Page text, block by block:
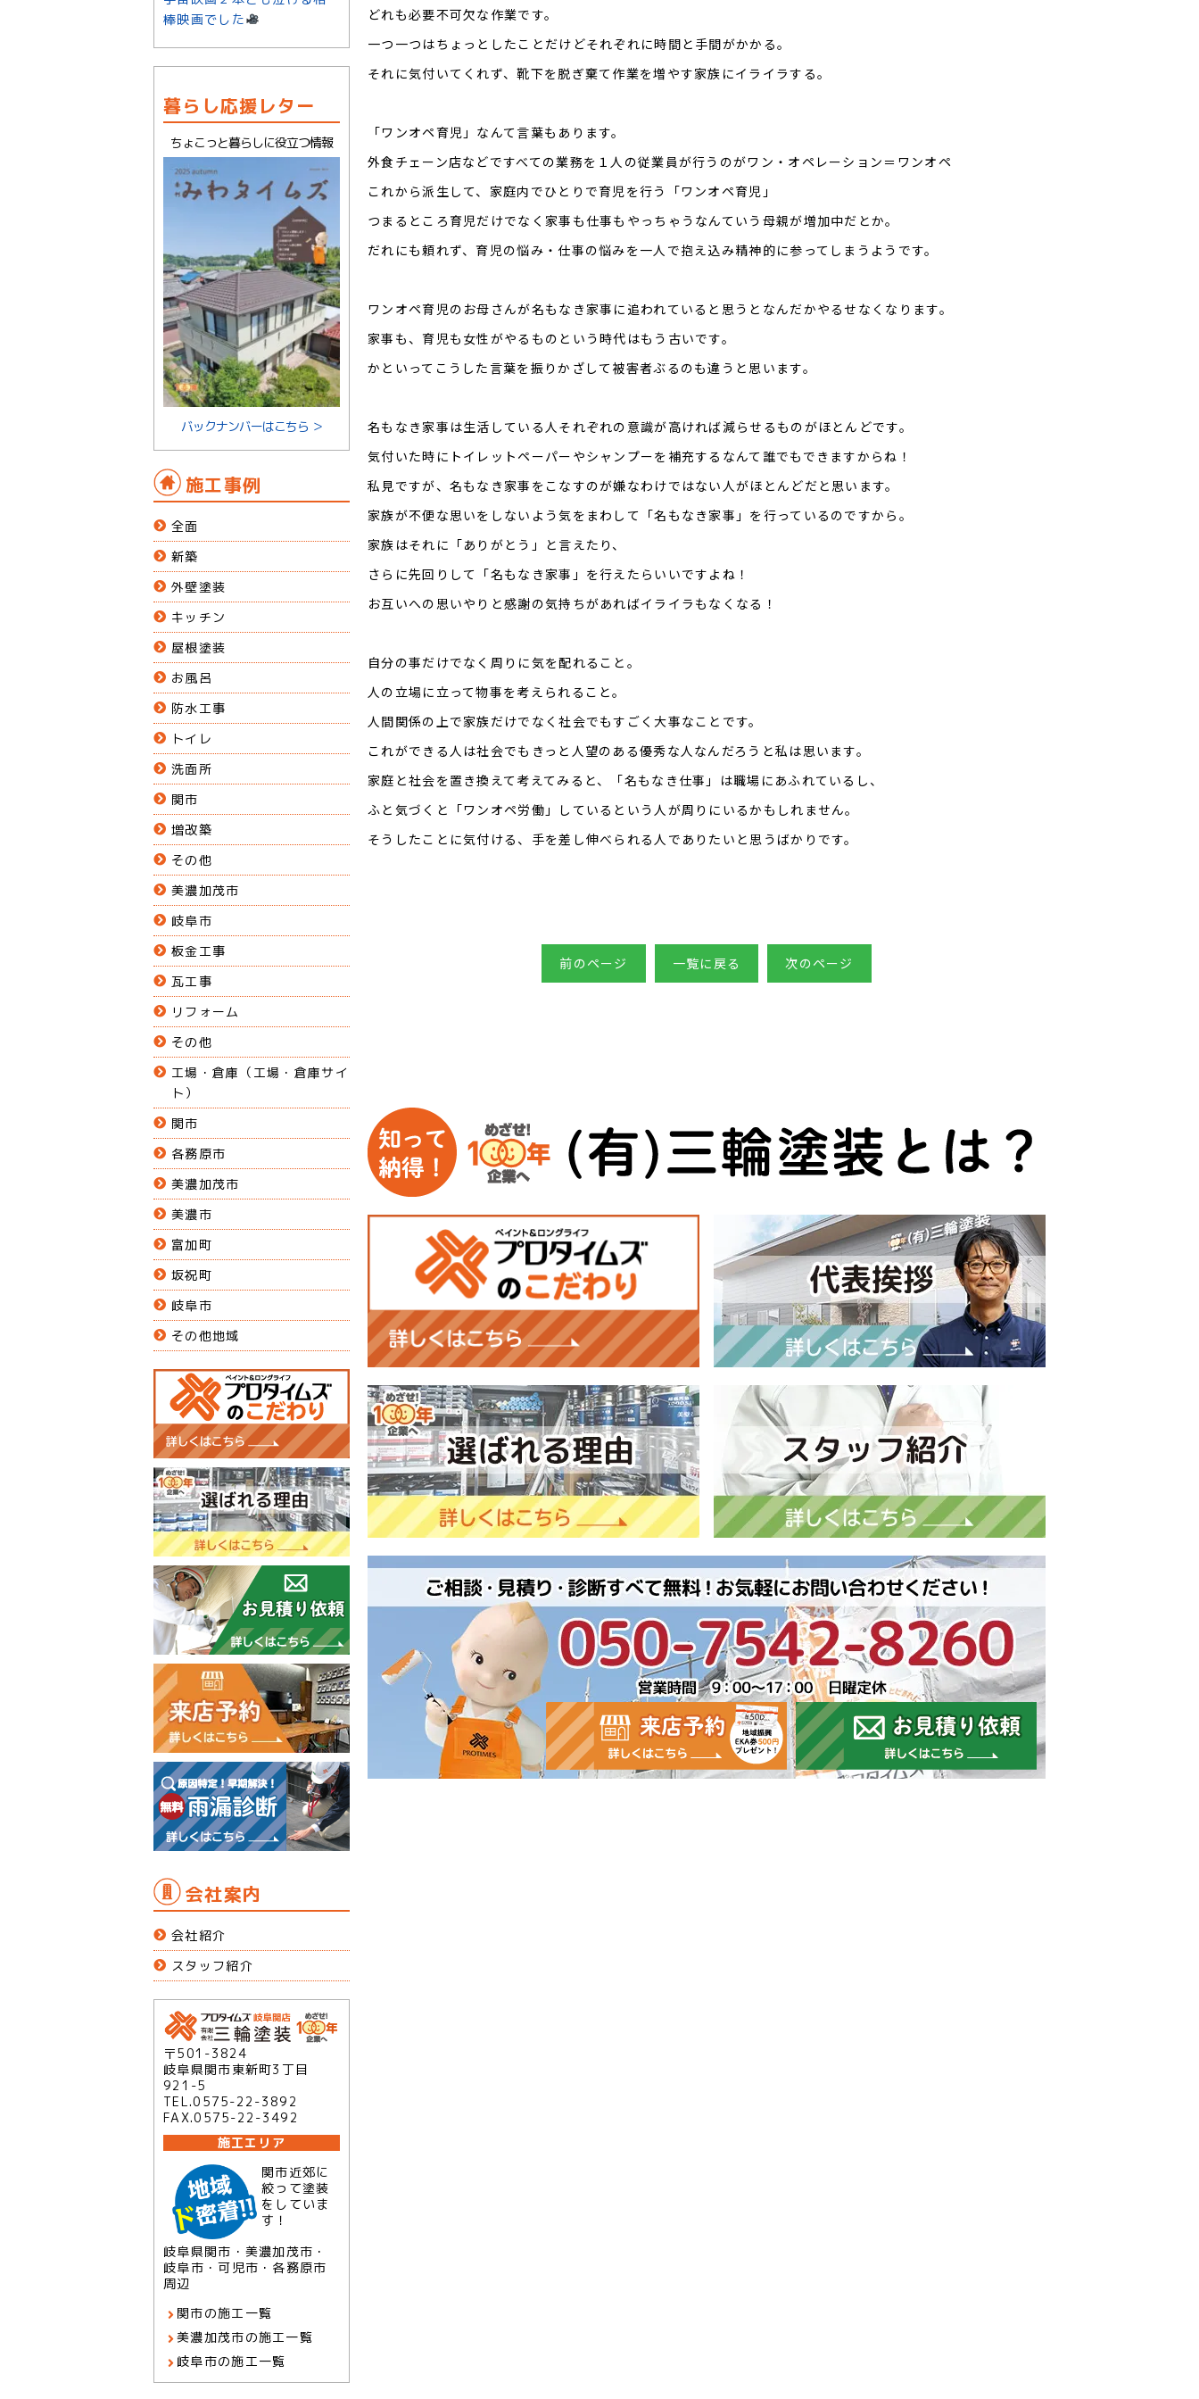
どれも必要不可欠な作業です。
一つ一つはちょっとしたことだけどそれぞれに時間と手間がかかる。
それに気付いてくれず、靴下を脱ぎ棄て作業を増やす家族にイライラする。
「ワンオペ育児」なんて言葉もあります。
外食チェーン店などですべての業務を１人の従業員が行うのがワン・オペレーション＝ワンオペ
これから派生して、家庭内でひとりで育児を行う「ワンオペ育児」
つまるところ育児だけでなく家事も仕事もやっちゃうなんていう母親が増加中だとか。
だれにも頼れず、育児の悩み・仕事の悩みを一人で抱え込み精神的に参ってしまうようです。
ワンオペ育児のお母さんが名もなき家事に追われていると思うとなんだかやるせなくなります。
家事も、育児も女性がやるものという時代はもう古いです。
かといってこうした言葉を振りかざして被害者ぶるのも違うと思います。
名もなき家事は生活している人それぞれの意識が高ければ減らせるものがほとんどです。
気付いた時にトイレットペーパーやシャンプーを補充するなんて誰でもできますからね！
私見ですが、名もなき家事をこなすのが嫌なわけではない人がほとんどだと思います。
家族が不便な思いをしないよう気をまわして「名もなき家事」を行っているのですから。
家族はそれに「ありがとう」と言えたり、
さらに先回りして「名もなき家事」を行えたらいいですよね！
お互いへの思いやりと感謝の気持ちがあればイライラもなくなる！
自分の事だけでなく周りに気を配れること。
人の立場に立って物事を考えられること。
人間関係の上で家族だけでなく社会でもすごく大事なことです。
これができる人は社会でもきっと人望のある優秀な人なんだろうと私は思います。
家庭と社会を置き換えて考えてみると、「名もなき仕事」は職場にあふれているし、
ふと気づくと「ワンオペ労働」しているという人が周りにいるかもしれません。
そうしたことに気付ける、手を差し伸べられる人でありたいと思うばかりです。
前のページ 一覧に戻る 次のページ
棒映画でした
暮らし応援レター
ちょこっと暮らしに役立つ情報
バックナンバーはこちら ＞
施工事例
全面
新築
外壁塗装
キッチン
屋根塗装
お風呂
防水工事
トイレ
洗面所
関市
増改築
その他
美濃加茂市
岐阜市
板金工事
瓦工事
リフォーム
その他
工場・倉庫（工場・倉庫サイ
ト）
関市
各務原市
美濃加茂市
美濃市
富加町
坂祝町
岐阜市
その他地域
会社案内
会社紹介
スタッフ紹介
〒501-3824
岐阜県関市東新町3丁目
921-5
TEL.0575-22-3892
FAX.0575-22-3492
施工エリア
関市近郊に
絞って塗装
をしていま
す！
岐阜県関市・美濃加茂市・
岐阜市・可児市・各務原市
周辺
関市の施工一覧
美濃加茂市の施工一覧
岐阜市の施工一覧